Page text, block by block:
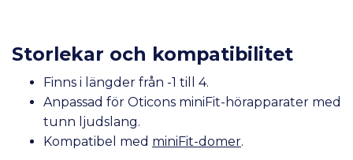
Storlekar och kompatibilitet
Finns i längder från -1 till 4.
Anpassad för Oticons miniFit-hörapparater med
tunn ljudslang.
Kompatibel med miniFit-domer.